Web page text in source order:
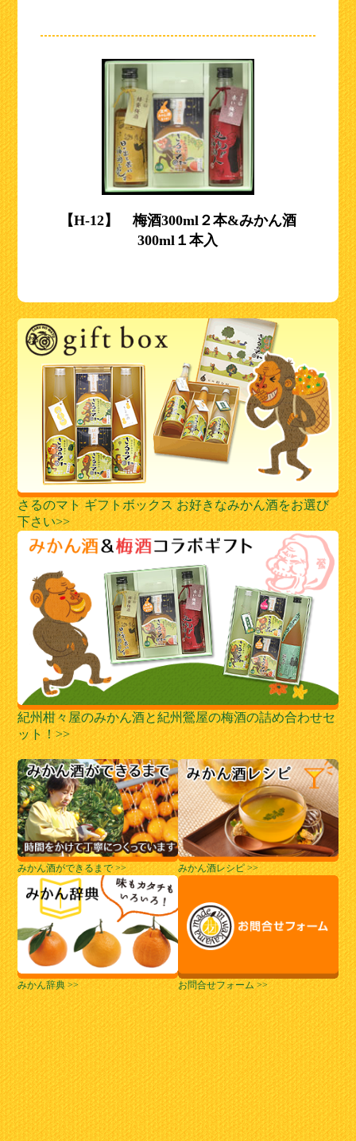
【H-12】 梅酒300ml２本&みかん酒
300ml１本入
さるのマト ギフトボックス お好きなみかん酒をお選び
下さい>>
紀州柑々屋のみかん酒と紀州鶯屋の梅酒の詰め合わせセ
ット！>>
みかん酒ができるまで >>
みかん辞典 >>
みかん酒レシピ >>
お問合せフォーム >>